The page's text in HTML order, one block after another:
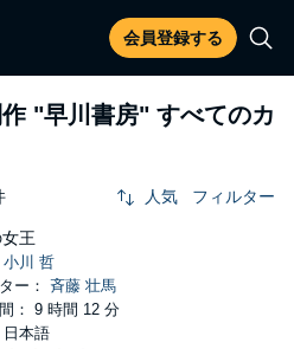
会員登録する
"早川書房" すべてのカ
人気 フィルター
王
小川 哲
ー： 斉藤 壮馬
： 9 時間 12 分
本語